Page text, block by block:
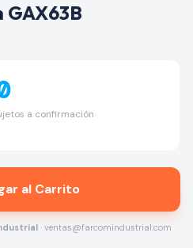
GAX63B
a confirmación
al Carrito
· ventas@farcomindustrial.com